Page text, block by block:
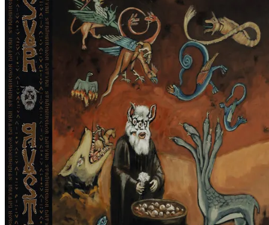
Pagina externă
Pagina externă
Pagina externă
Pagina externă
Pagina externă
SASur Austru
Pagina externă
Pagina externă Pagina externă
Pagina
externă
Pagina externă